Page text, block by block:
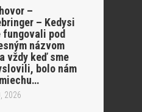
–
– Kedysi
fungovali pod
názvom
vždy keď sme
bolo nám
2026